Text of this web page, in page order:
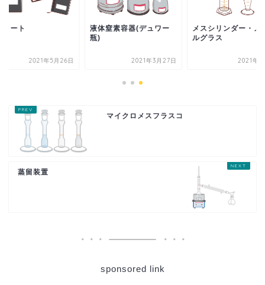
ノート
2021年5月26日
液体窒素容器(デュワー
瓶)
2021年3月27日
メスシリンダー・メ
ルグラス
2021年9
マイクロメスフラスコ
蒸留装置
sponsored link